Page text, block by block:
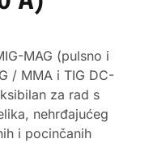
MAG (pulsno i
/ MMA i TIG DC-
za rad s
nehrđajućeg
i pocinčanih